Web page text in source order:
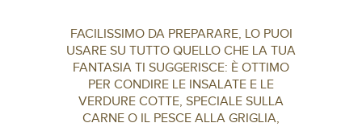
FACILISSIMO DA PREPARARE, LO PUOI
USARE SU TUTTO QUELLO CHE LA TUA
FANTASIA TI SUGGERISCE: È OTTIMO
PER CONDIRE LE INSALATE E LE
VERDURE COTTE, SPECIALE SULLA
CARNE O IL PESCE ALLA GRIGLIA,